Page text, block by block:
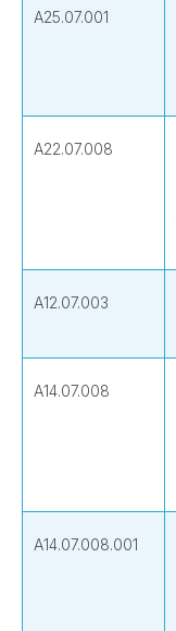
А25.07.001
А22.07.008
А12.07.003
А14.07.008
А14.07.008.001